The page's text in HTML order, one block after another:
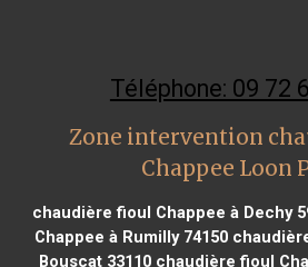
Téléphone: 09 72
Zone intervention
Chappee Loon
chaudière fioul Chappee à Dechy
Chappee à Rumilly 74150
Bouscat 33110chaudière fioul